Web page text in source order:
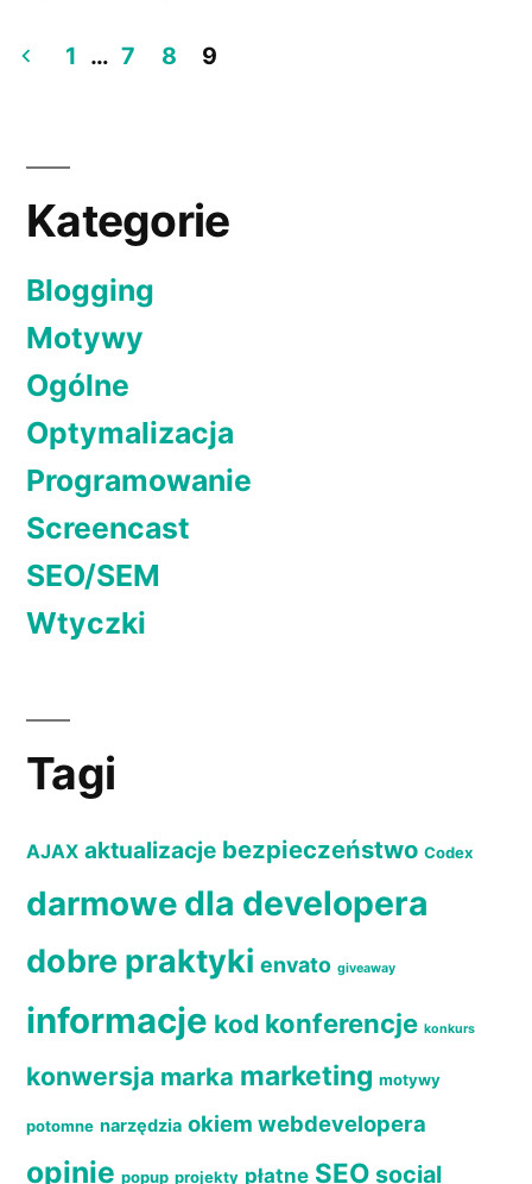
bloga
wpisów
1 … 7 8 9
Kategorie
Blogging
Motywy
Ogólne
Optymalizacja
Programowanie
Screencast
SEO/SEM
Wtyczki
Tagi
AJAX aktualizacje bezpieczeństwo Codex
darmowe dla developera
dobre praktyki envato giveaway
informacje kod konferencje konkurs
konwersja marka marketing motywy
potomne narzędzia okiem webdevelopera
opinie popup projekty płatne SEO social